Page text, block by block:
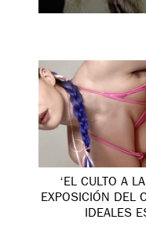
‘EL CULTO A
EXPOSICIÓN DEL
IDEALES